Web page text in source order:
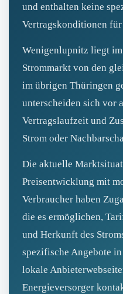
und enthalten keine
Vertragskonditionen
Wenigenlupnitz liegt
Strommarkt von den
im übrigen Thüringen
unterscheiden sich vor
Vertragslaufzeit und
Strom oder
Die aktuelle
Preisentwicklung mit
Verbraucher haben
die es ermöglichen,
und Herkunft des
spezifische Angebote
lokale
Energieversorger